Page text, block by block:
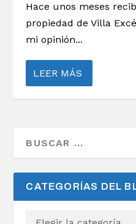
Hace unos meses
propiedad de Villa
mi opinión...
LEER MÁS
CATEGORÍAS DEL